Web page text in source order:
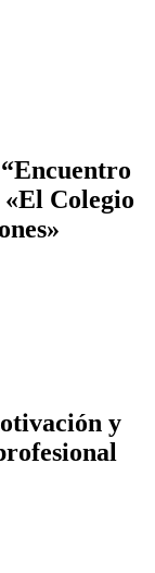
Colegio
y